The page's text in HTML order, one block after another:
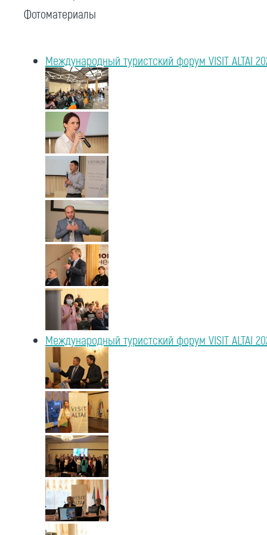
Фотоматериалы
Международный туристский форум VISIT ALTAI
Международный туристский форум VISIT ALTAI